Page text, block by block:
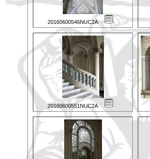
20160600546NUC2A
20160600551NUC2A